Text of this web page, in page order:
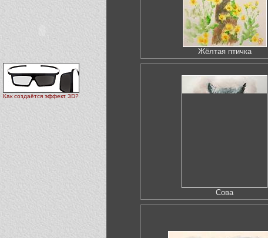
Как создаётся эффект 3D?
Жёлтая птичка
Сова